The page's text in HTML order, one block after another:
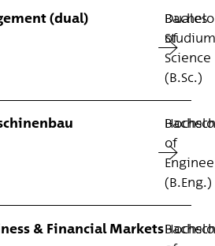
(dual)
Duales
of
Science
(B.Sc.)
of
(B.Eng.)
& Financial Markets